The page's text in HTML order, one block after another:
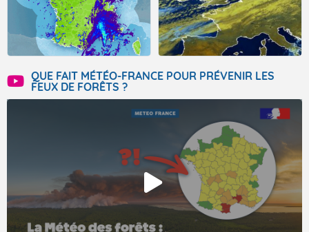
QUE FAIT MÉTÉO-FRANCE POUR PRÉVENIR LES
FEUX DE FORÊTS ?